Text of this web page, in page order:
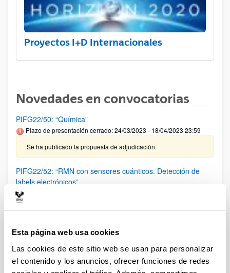
Esta página web usa cookies
Las cookies de este sitio web se usan para personalizar
el contenido y los anuncios, ofrecer funciones de redes
Proyectos I+D Internacionales
Novedades en convocatorias
PIFG22/50: “Química”
Plazo de presentación cerrado: 24/03/2023 - 18/04/2023 23:59
Se ha publicado la propuesta de adjudicación.
PIFG22/52: “RMN con sensores cuánticos. Detección de
labels electrónicos”
Se ha publicado la propuesta de adjudicación.
PIFG22/54: “Control cuántico"
Plazo de presentación cerrado: 22/03/2023 - 14/04/2023 23:59
Se ha publicado la propuesta de adjudicación.